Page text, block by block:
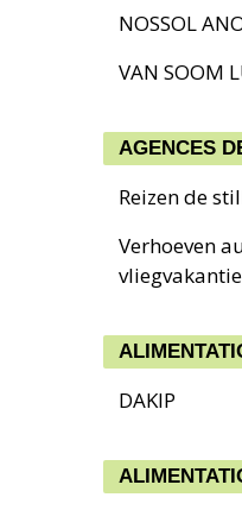
NOSSOL
VAN SOOM
AGENCES
Reizen de
Verhoeven
DAKIP